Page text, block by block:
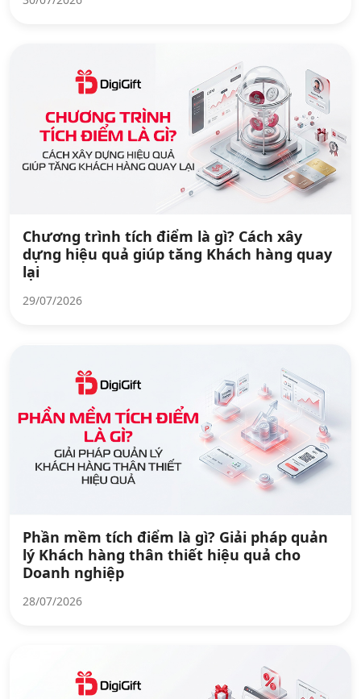
Chương trình tích điểm là gì? Cách xây
dựng hiệu quả giúp tăng Khách hàng quay
lại
29/07/2026
Phần mềm tích điểm là gì? Giải pháp quản
lý Khách hàng thân thiết hiệu quả cho
Doanh nghiệp
28/07/2026